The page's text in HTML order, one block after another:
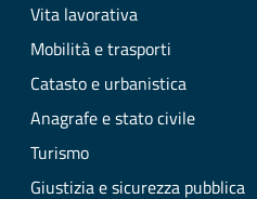
Vita lavorativa
Mobilità e trasporti
Catasto e urbanistica
Anagrafe e stato civile
Turismo
Giustizia e sicurezza pubblica